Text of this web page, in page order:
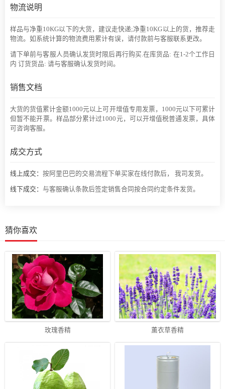
物流说明
样品与净重10KG以下的大货，建议走快递;净重10KG以上的货，推荐走
物流。如系统计算的物流费用累计有误，请付款前与客服联系更改。
请下单前与客服人员确认发货时限后再行购买.在库货品: 在1-2个工作日
内 订货货品: 请与客服确认发货时间。
销售文档
大货的货值累计金额1000元以上可开增值专用发票，1000元以下可累计
但暂不能开票。样品部分累计过1000元，可以开增值税普通发票，具体
可咨询客服。
成交方式
线上成交： 按阿里巴巴的交易流程下单买家在线付款后， 我司发货。
线下成交： 与客服确认条款后签定销售合同按合同约定条件发货。
猜你喜欢
玫瑰香精 薰衣草香精